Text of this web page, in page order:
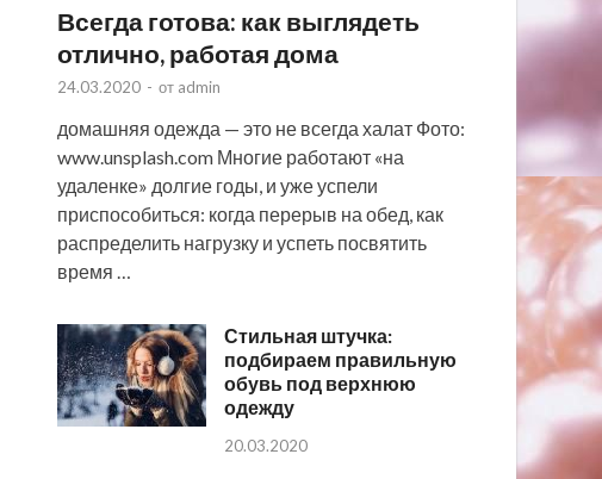
Всегда готова: как выглядеть
отлично, работая дома
24.03.2020 - от admin
домашняя одежда — это не всегда халат Фото:
www.unsplash.com Многие работают «на
удаленке» долгие годы, и уже успели
приспособиться: когда перерыв на обед, как
распределить нагрузку и успеть посвятить
время …
Стильная штучка:
подбираем правильную
обувь под верхнюю
одежду
20.03.2020